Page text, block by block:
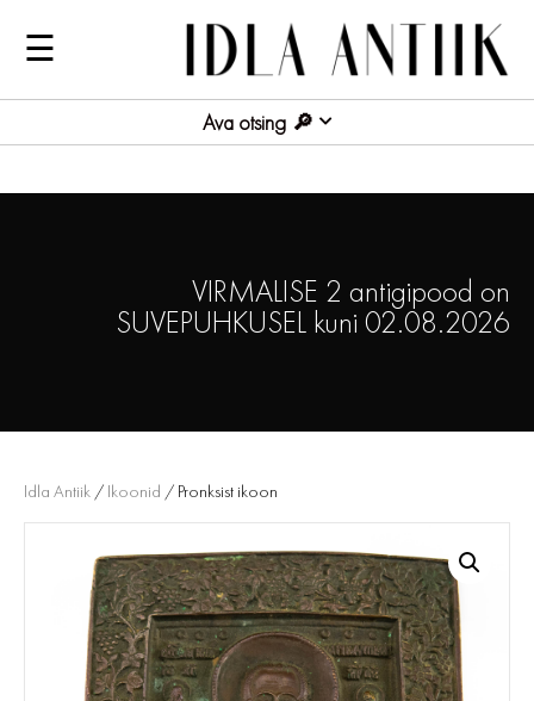
☰
Ava otsing
VIRMALISE 2 antigipood on
SUVEPUHKUSEL kuni 02.08.2026
Idla Antiik / Ikoonid / Pronksist ikoon